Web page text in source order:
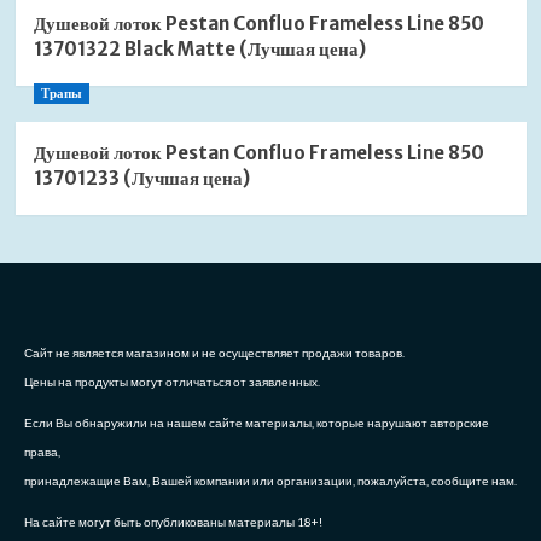
Душевой лоток Pestan Confluo Frameless Line 850
13701322 Black Matte (Лучшая цена)
Трапы
Душевой лоток Pestan Confluo Frameless Line 850
13701233 (Лучшая цена)
Сайт не является магазином и не осуществляет продажи товаров.
Цены на продукты могут отличаться от заявленных.
Если Вы обнаружили на нашем сайте материалы, которые нарушают авторские
права,
принадлежащие Вам, Вашей компании или организации, пожалуйста, сообщите нам.
На сайте могут быть опубликованы материалы 18+!